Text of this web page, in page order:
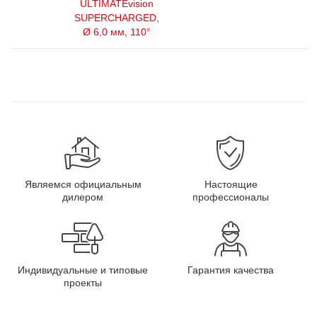
ULTIMATEvision
SUPERCHARGED,
Ø 6,0 мм, 110°
Являемся официальным
дилером
Настоящие
профессионалы
Индивидуальные и типовые
проекты
Гарантия качества